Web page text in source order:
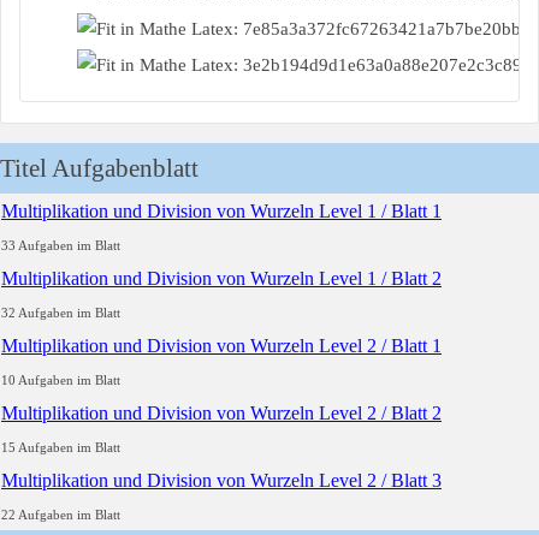
Titel Aufgabenblatt
Multiplikation und Division von Wurzeln Level 1 / Blatt 1
33 Aufgaben im Blatt
Multiplikation und Division von Wurzeln Level 1 / Blatt 2
32 Aufgaben im Blatt
Multiplikation und Division von Wurzeln Level 2 / Blatt 1
10 Aufgaben im Blatt
Multiplikation und Division von Wurzeln Level 2 / Blatt 2
15 Aufgaben im Blatt
Multiplikation und Division von Wurzeln Level 2 / Blatt 3
22 Aufgaben im Blatt